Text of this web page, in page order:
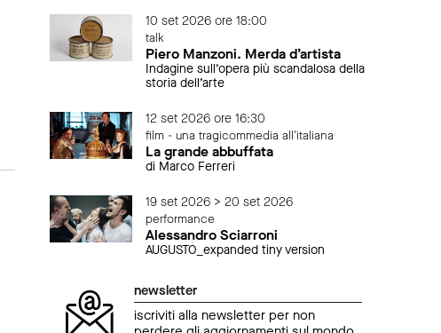
10 set 2026 ore 18:00
talk
Piero Manzoni. Merda d’artista
Indagine sull’opera più scandalosa della
storia dell’arte
12 set 2026 ore 16:30
film - una tragicommedia all'italiana
La grande abbuffata
di Marco Ferreri
19 set 2026 > 20 set 2026
performance
Alessandro Sciarroni
AUGUSTO_expanded tiny version
newsletter
iscriviti alla newsletter per non